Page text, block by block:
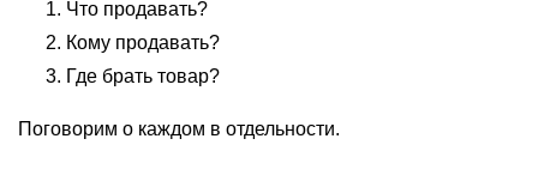
Что продавать?
Кому продавать?
Где брать товар?
Поговорим о каждом в отдельности.